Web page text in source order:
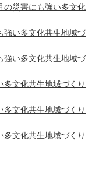
の災害にも強い多文化
強い多文化共生地域づ
強い多文化共生地域づ
多文化共生地域づくり
多文化共生地域づくり
多文化共生地域づくり